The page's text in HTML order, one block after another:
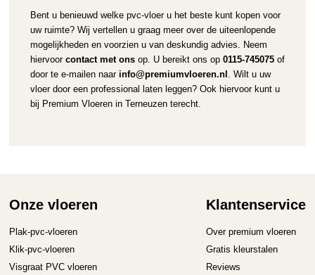
Bent u benieuwd welke pvc-vloer u het beste kunt kopen voor
uw ruimte? Wij vertellen u graag meer over de uiteenlopende
mogelijkheden en voorzien u van deskundig advies. Neem
hiervoor contact met onsop. U bereikt ons op 0115-745075of
door te e-mailen naar info@premiumvloeren.nl
. Wilt u uw
vloer door een professional laten leggen? Ook hiervoor kunt u
bij Premium Vloeren in Terneuzen terecht.
Onze vloeren
Plak-pvc-vloeren
Klik-pvc-vloeren
Visgraat PVC vloeren
Klantenservice
Over premium vloeren
Gratis kleurstalen
Reviews